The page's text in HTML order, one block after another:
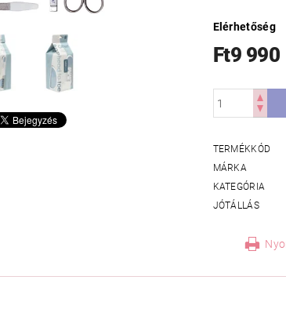
Elérhetőség
Ft9 990
TERMÉKKÓD
MÁRKA
KATEGÓRIA
JÓTÁLLÁS